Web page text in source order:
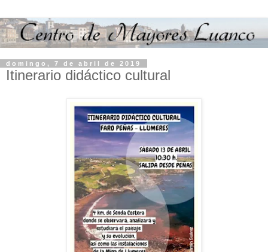
domingo, 7 de abril de 2019
Itinerario didáctico cultural